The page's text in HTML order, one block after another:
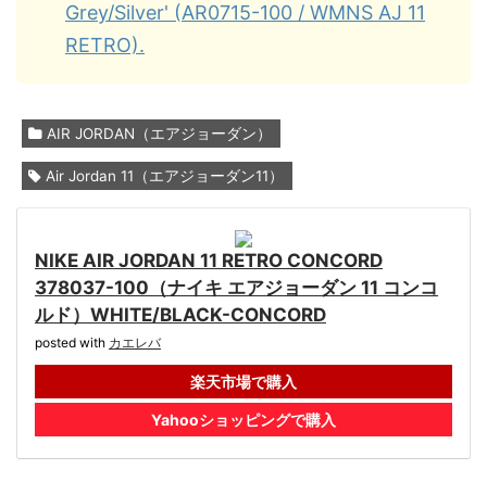
Grey/Silver' (AR0715-100 / WMNS AJ 11
RETRO).
AIR JORDAN（エアジョーダン）
Air Jordan 11（エアジョーダン11）
NIKE AIR JORDAN 11 RETRO CONCORD
378037-100（ナイキ エアジョーダン 11 コンコ
ルド）WHITE/BLACK-CONCORD
posted with カエレバ
楽天市場で購入
Yahooショッピングで購入